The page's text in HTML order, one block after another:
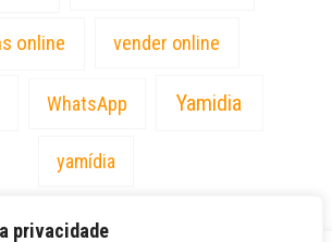
privacidade
online vender online
WhatsApp Yamidia
yamídia